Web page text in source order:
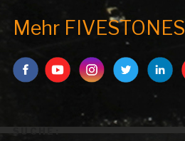
Mehr FIVESTONES
SUCHE: